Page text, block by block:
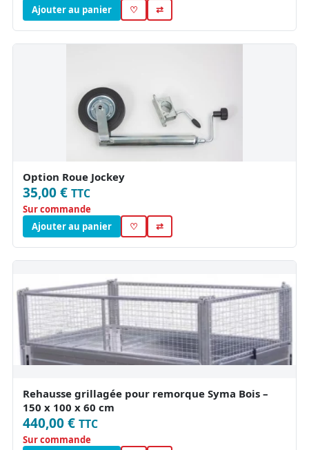
Ajouter au panier
♡ ⇄
Option Roue Jockey
35,00 € TTC
Sur commande
Ajouter au panier
♡ ⇄
Rehausse grillagée pour remorque Syma Bois –
150 x 100 x 60 cm
440,00 € TTC
Sur commande